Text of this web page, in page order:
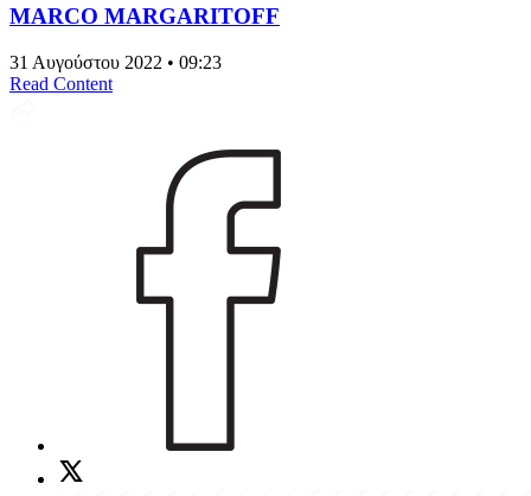
MARCO MARGARITOFF
31 Αυγούστου 2022 • 09:23
Read Content